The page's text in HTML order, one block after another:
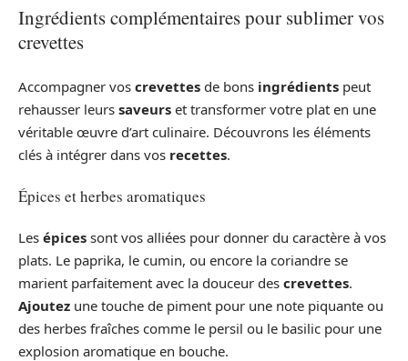
Ingrédients complémentaires pour sublimer vos
crevettes
Accompagner vos crevettes de bons ingrédients peut
rehausser leurs saveurs et transformer votre plat en une
véritable œuvre d’art culinaire. Découvrons les éléments
clés à intégrer dans vos recettes.
Épices et herbes aromatiques
Les épices sont vos alliées pour donner du caractère à vos
plats. Le paprika, le cumin, ou encore la coriandre se
marient parfaitement avec la douceur des crevettes.
Ajoutez une touche de piment pour une note piquante ou
des herbes fraîches comme le persil ou le basilic pour une
explosion aromatique en bouche.